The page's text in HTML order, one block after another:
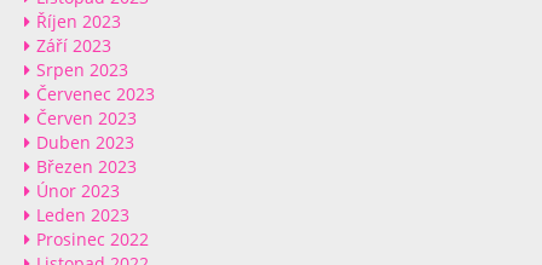
Říjen 2023
Září 2023
Srpen 2023
Červenec 2023
Červen 2023
Duben 2023
Březen 2023
Únor 2023
Leden 2023
Prosinec 2022